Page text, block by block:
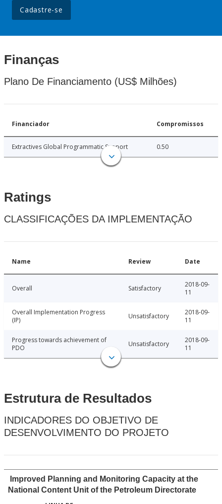
Cadastre-se
Finanças
Plano De Financiamento (US$ Milhões)
Financiador Compromissos
Extractives Global Programmatic Support 0.50
Ratings
CLASSIFICAÇÕES DA IMPLEMENTAÇÃO
Name Review Date
Overall Satisfactory
2018-09-
11
Overall Implementation Progress
(IP)
Unsatisfactory
2018-09-
11
Progress towards achievement of
PDO
Unsatisfactory
2018-09-
11
Estrutura de Resultados
INDICADORES DO OBJETIVO DE
DESENVOLVIMENTO DO PROJETO
Improved Planning and Monitoring Capacity at the
National Content Unit of the Petroleum Directorate